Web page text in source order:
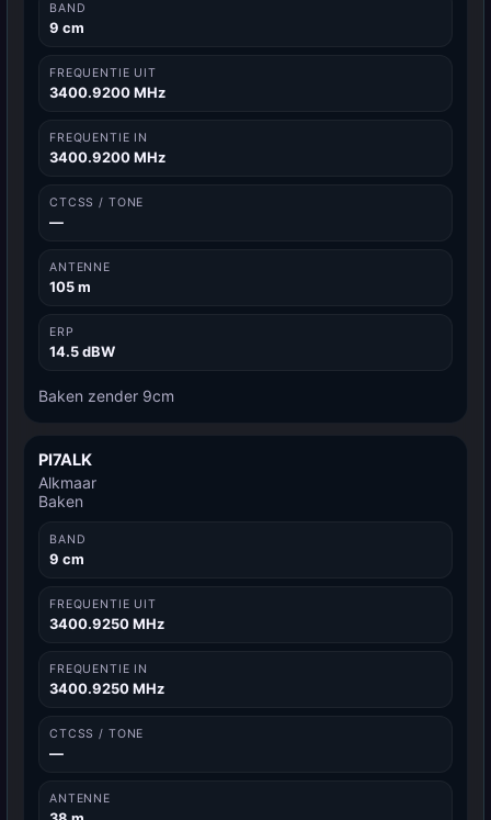
BAND
9 cm
FREQUENTIE UIT
3400.9200 MHz
FREQUENTIE IN
3400.9200 MHz
CTCSS / TONE
—
ANTENNE
105 m
ERP
14.5 dBW
Baken zender 9cm
PI7ALK
Alkmaar
Baken
BAND
9 cm
FREQUENTIE UIT
3400.9250 MHz
FREQUENTIE IN
3400.9250 MHz
CTCSS / TONE
—
ANTENNE